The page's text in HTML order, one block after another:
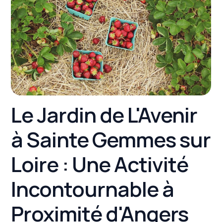
Le Jardin de L'Avenir
à Sainte Gemmes sur
Loire : Une Activité
Incontournable à
Proximité d'Angers